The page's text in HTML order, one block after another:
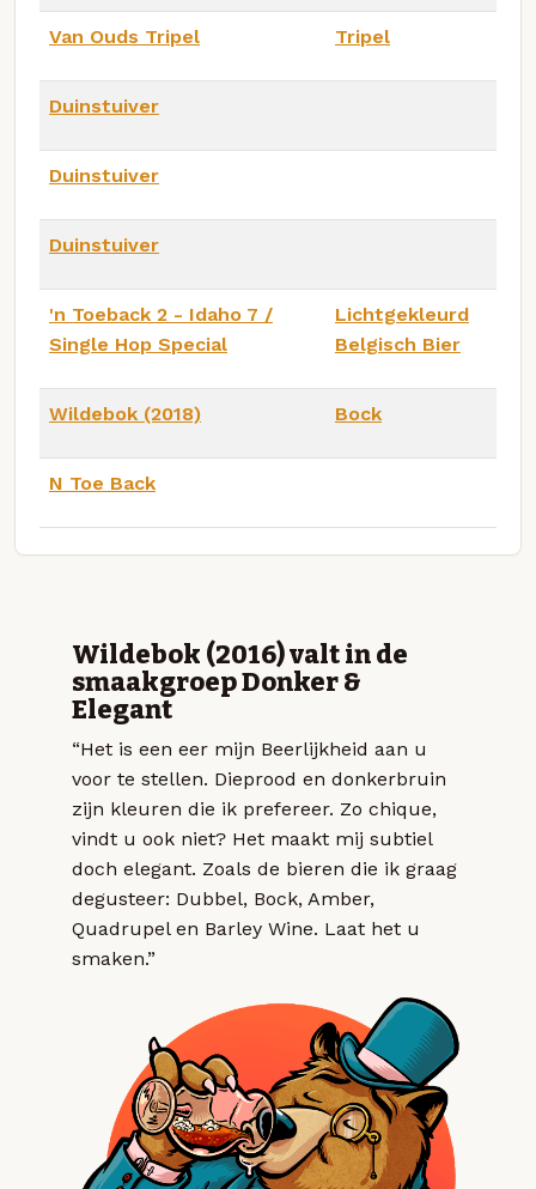
Van Ouds Tripel Tripel
Duinstuiver
Duinstuiver
Duinstuiver
'n Toeback 2 - Idaho 7 /
Single Hop Special
Lichtgekleurd
Belgisch Bier
Wildebok (2018) Bock
N Toe Back
Wildebok (2016) valt in de
smaakgroep Donker &
Elegant
“Het is een eer mijn Beerlijkheid aan u
voor te stellen. Dieprood en donkerbruin
zijn kleuren die ik prefereer. Zo chique,
vindt u ook niet? Het maakt mij subtiel
doch elegant. Zoals de bieren die ik graag
degusteer: Dubbel, Bock, Amber,
Quadrupel en Barley Wine. Laat het u
smaken.”